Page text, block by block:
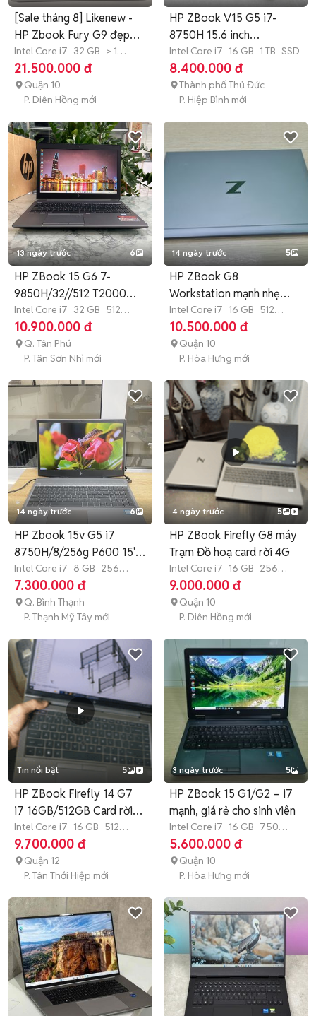
[Sale tháng 8] Likenew -
HP Zbook Fury G9 đẹp
keng
Intel Core i7 32 GB > 1
TB SSD
21.500.000 đ
Quận 10
P. Diên Hồng mới
HP ZBook V15 G5 i7-
8750H 15.6 inch
16GB/SSD 256GB+
Intel Core i7 16 GB 1 TB SSD
8.400.000 đ
Thành phố Thủ Đức
P. Hiệp Bình mới
13 ngày trước 6
HP ZBook 15 G6 7-
9850H/32//512 T2000
Màn:15.6 IPS
Intel Core i7 32 GB 512
GB SSD
10.900.000 đ
Q. Tân Phú
P. Tân Sơn Nhì mới
14 ngày trước 5
HP ZBook G8
Workstation mạnh nhẹ
bền cho văn phòng
Intel Core i7 16 GB 512
GB SSD
10.500.000 đ
Quận 10
P. Hòa Hưng mới
14 ngày trước 6
HP Zbook 15v G5 i7
8750H/8/256g P600 15'6
FHD 4h
Intel Core i7 8 GB 256
GB SSD
7.300.000 đ
Q. Bình Thạnh
P. Thạnh Mỹ Tây mới
4 ngày trước 5
HP ZBook Firefly G8 máy
Trạm Đồ hoạ card rời 4G
Intel Core i7 16 GB 256
GB SSD
9.000.000 đ
Quận 10
P. Diên Hồng mới
Tin nổi bật 5
HP ZBook Firefly 14 G7
i7 16GB/512GB Card rời
4Gb
Intel Core i7 16 GB 512
GB SSD
9.700.000 đ
Quận 12
P. Tân Thới Hiệp mới
3 ngày trước 5
HP ZBook 15 G1/G2 – i7
mạnh, giá rẻ cho sinh viên
Intel Core i7 16 GB 750
GB SSD
5.600.000 đ
Quận 10
P. Hòa Hưng mới